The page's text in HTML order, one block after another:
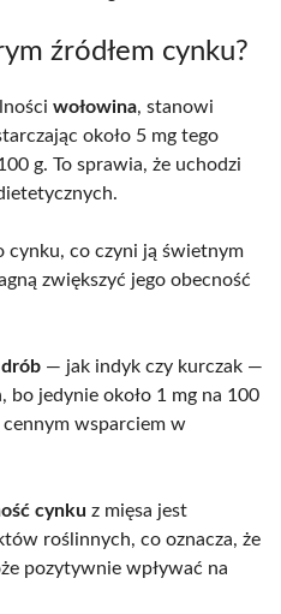
źródłem cynku?
wołowina, stanowi
około 5 mg tego
g. To sprawia, że uchodzi
cynku, co czyni ją świetnym
zwiększyć jego obecność
drób — jak indyk czy kurczak —
bo jedynie około 1 mg na 100
wsparciem w
cynku z mięsa jest
roślinnych, co oznacza, że
pozytywnie wpływać na